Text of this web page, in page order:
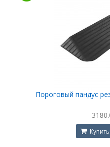
Пороговый пандус
Купить